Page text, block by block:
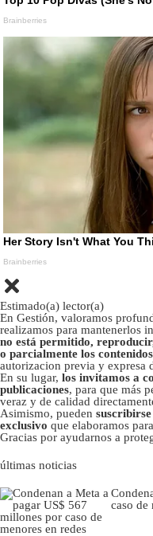
Estimado(a) lector(a)
En Gestión, valoramos
realizamos para mantenerlos
no está permitido,
o parcialmente los contenidos
autorizacion previa y expresa
En su lugar, los invitamos a
publicaciones, para que más
veraz y de calidad
Asimismo, pueden
exclusivo que elaboramos
Gracias por ayudarnos a
últimas noticias
caso de